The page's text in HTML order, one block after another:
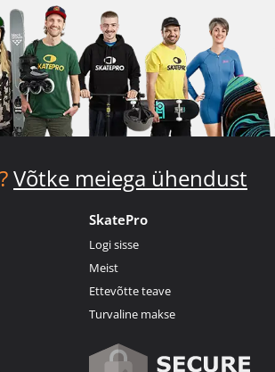
Võtke meiega ühendust
SkatePro
Logi sisse
Meist
Ettevõtte teave
Turvaline makse